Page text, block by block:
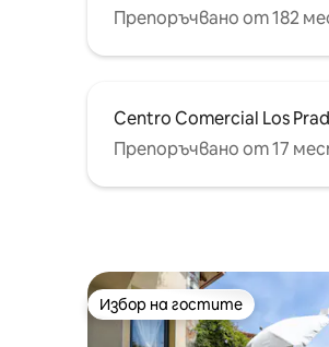
Препоръчвано от 182
Centro Comercial Los
Препоръчвано от 17
Избор на гостите
Избор на гостите